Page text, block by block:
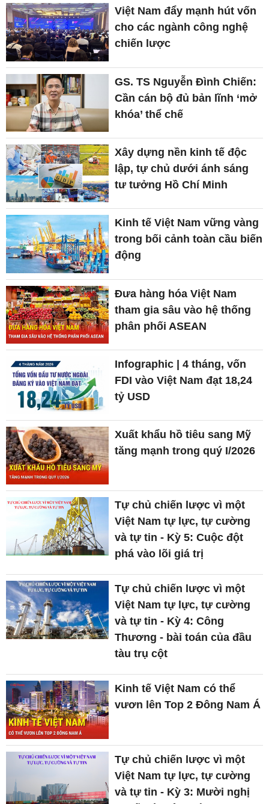
Việt Nam đẩy mạnh hút vốn
cho các ngành công nghệ
chiến lược
GS. TS Nguyễn Đình Chiến:
Cần cán bộ đủ bản lĩnh ‘mở
khóa’ thể chế
Xây dựng nền kinh tế độc
lập, tự chủ dưới ánh sáng
tư tưởng Hồ Chí Minh
Kinh tế Việt Nam vững vàng
trong bối cảnh toàn cầu biến
động
Đưa hàng hóa Việt Nam
tham gia sâu vào hệ thống
phân phối ASEAN
Infographic | 4 tháng, vốn
FDI vào Việt Nam đạt 18,24
tỷ USD
Xuất khẩu hồ tiêu sang Mỹ
tăng mạnh trong quý I/2026
Tự chủ chiến lược vì một
Việt Nam tự lực, tự cường
và tự tin - Kỳ 5: Cuộc đột
phá vào lõi giá trị
Tự chủ chiến lược vì một
Việt Nam tự lực, tự cường
và tự tin - Kỳ 4: Công
Thương - bài toán của đầu
tàu trụ cột
Kinh tế Việt Nam có thể
vươn lên Top 2 Đông Nam Á
Tự chủ chiến lược vì một
Việt Nam tự lực, tự cường
và tự tin - Kỳ 3: Mười nghị